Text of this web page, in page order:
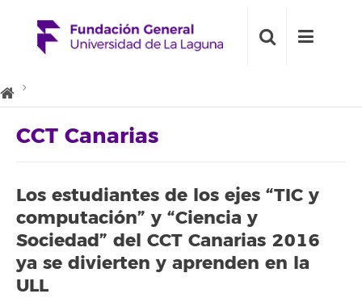
CCT Canarias
Los estudiantes de los ejes “TIC y
computación” y “Ciencia y
Sociedad” del CCT Canarias 2016
ya se divierten y aprenden en la
ULL